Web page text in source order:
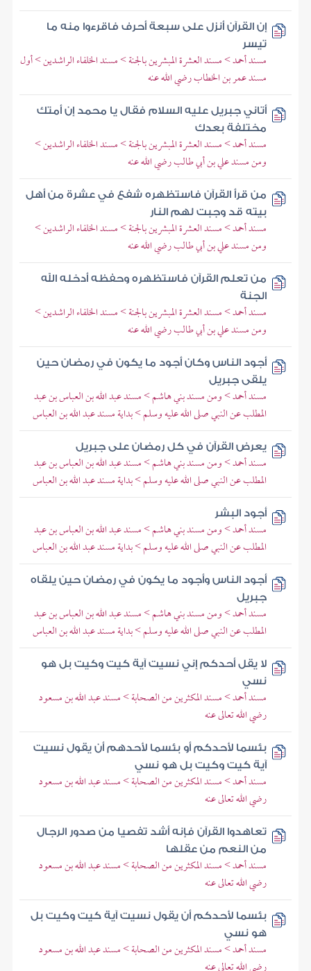
إن القرآن أنزل على سبعة أحرف فاقرءوا منه ما
تيسر
مسند أحمد > مسند العشرة المبشرين بالجنة > مسند الخلفاء الراشدين > أول
مسند عمر بن الخطاب رضي الله عنه
أتاني جبريل عليه السلام فقال يا محمد إن أمتك
مختلفة بعدك
مسند أحمد > مسند العشرة المبشرين بالجنة > مسند الخلفاء الراشدين >
ومن مسند علي بن أبي طالب رضي الله عنه
من قرأ القرآن فاستظهره شفع في عشرة من أهل
بيته قد وجبت لهم النار
مسند أحمد > مسند العشرة المبشرين بالجنة > مسند الخلفاء الراشدين >
ومن مسند علي بن أبي طالب رضي الله عنه
من تعلم القرآن فاستظهره وحفظه أدخله الله
الجنة
مسند أحمد > مسند العشرة المبشرين بالجنة > مسند الخلفاء الراشدين >
ومن مسند علي بن أبي طالب رضي الله عنه
أجود الناس وكان أجود ما يكون في رمضان حين
يلقى جبريل
مسند أحمد > ومن مسند بني هاشم > مسند عبد الله بن العباس بن عبد
المطلب عن النبي صلى الله عليه وسلم > بداية مسند عبد الله بن العباس
يعرض القرآن في كل رمضان على جبريل
مسند أحمد > ومن مسند بني هاشم > مسند عبد الله بن العباس بن عبد
المطلب عن النبي صلى الله عليه وسلم > بداية مسند عبد الله بن العباس
أجود البشر
مسند أحمد > ومن مسند بني هاشم > مسند عبد الله بن العباس بن عبد
المطلب عن النبي صلى الله عليه وسلم > بداية مسند عبد الله بن العباس
أجود الناس وأجود ما يكون في رمضان حين يلقاه
جبريل
مسند أحمد > ومن مسند بني هاشم > مسند عبد الله بن العباس بن عبد
المطلب عن النبي صلى الله عليه وسلم > بداية مسند عبد الله بن العباس
لا يقل أحدكم إني نسيت آية كيت وكيت بل هو
نسي
مسند أحمد > مسند المكثرين من الصحابة > مسند عبد الله بن مسعود
رضي الله تعالى عنه
بئسما لأحدكم أو بئسما لأحدهم أن يقول نسيت
آية كيت وكيت بل هو نسي
مسند أحمد > مسند المكثرين من الصحابة > مسند عبد الله بن مسعود
رضي الله تعالى عنه
تعاهدوا القرآن فإنه أشد تفصيا من صدور الرجال
من النعم من عقلها
مسند أحمد > مسند المكثرين من الصحابة > مسند عبد الله بن مسعود
رضي الله تعالى عنه
بئسما لأحدكم أن يقول نسيت آية كيت وكيت بل
هو نسي
مسند أحمد > مسند المكثرين من الصحابة > مسند عبد الله بن مسعود